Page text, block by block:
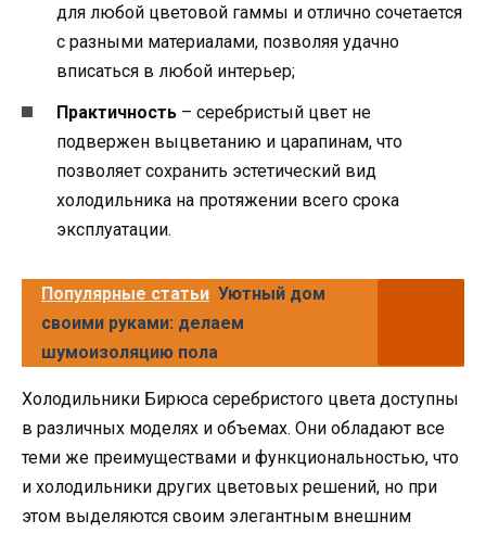
для любой цветовой гаммы и отлично сочетается
с разными материалами, позволяя удачно
вписаться в любой интерьер;
Практичность – серебристый цвет не
подвержен выцветанию и царапинам, что
позволяет сохранить эстетический вид
холодильника на протяжении всего срока
эксплуатации.
Популярные статьи Уютный дом
своими руками: делаем
шумоизоляцию пола
Холодильники Бирюса серебристого цвета доступны
в различных моделях и объемах. Они обладают все
теми же преимуществами и функциональностью, что
и холодильники других цветовых решений, но при
этом выделяются своим элегантным внешним